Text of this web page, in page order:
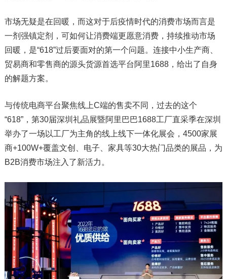
市场无疑是在回暖，而这对于后疫情时代的消费市场而言是
一剂强镇定剂，可如何让消费端更愿意消费，持续推动市场
回暖，是“618”过后要面对的第一个问题。连接中小生产商、
贸易商和零售商的源头货源首选平台阿里1688，给出了自身
的解题方案。
与传统电商平台聚焦线上C端的售卖不同，过去的这个
“618”，第30届深圳礼品展暨阿里巴巴1688工厂直采季在深圳
举办了一场以工厂为主角的线上线下一体化展会，4500家展
商+100W+覆盖文创、电子、家具等30大热门品类的展品，为
B2B消费市场注入了新活力。